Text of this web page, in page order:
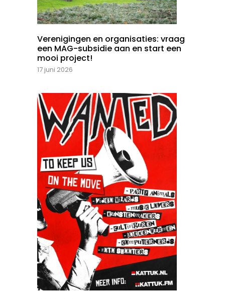
Verenigingen en organisaties: vraag
een MAG-subsidie aan en start een
mooi project!
17 juni 2026